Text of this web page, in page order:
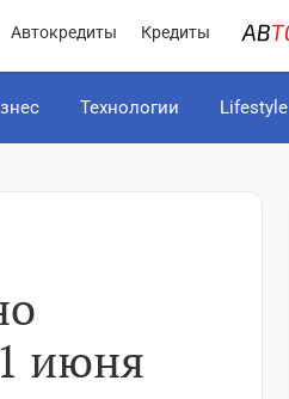
Автокредиты Кредиты
Технологии Lifestyle
июня